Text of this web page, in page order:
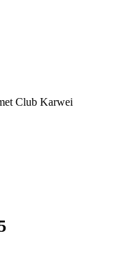
Club Karwei